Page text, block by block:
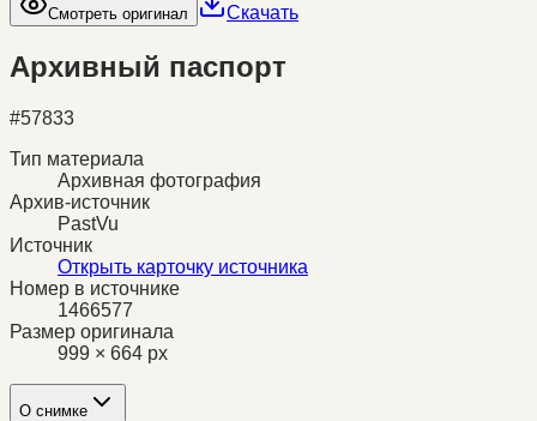
Смотреть оригинал Скачать
Архивный паспорт
#57833
Тип материала
Архивная фотография
Архив-источник
PastVu
Источник
Открыть карточку источника
Номер в источнике
1466577
Размер оригинала
999 × 664 px
О снимке